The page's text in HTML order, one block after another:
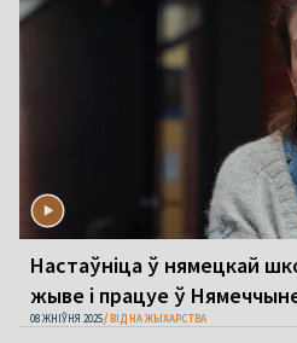
Настаўніца ў нямецкай
жыве і працуе ў
08 ЖНІЎНЯ 2025 ВІД НА ЖЫХАРСТВА